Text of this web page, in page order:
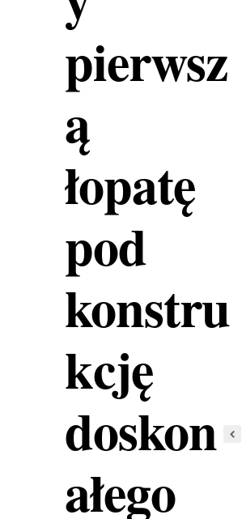
pierwsz
ą
łopatę
pod
konstru
kcję
doskon
ałego